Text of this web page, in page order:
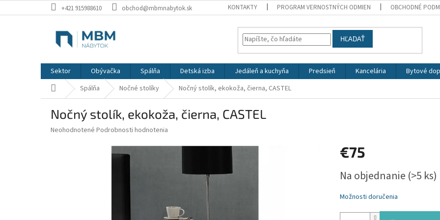
na
+421 915988610 obchod@mbmnabytok.sk KONTAKTY PROGRAM VERNOSTNÝCH ODMIEN OBCHODNÉ
HĽADAŤ
Sektor Obývačka Spálňa Detská izba Jedáleň a kuchyňa Predsieň Kancelária Bytové
DomovSpálňa Nočné stolíky Nočný stolík, ekokoža, čierna, CASTEL
Nočný stolík, ekokoža, čierna, CASTEL
Priemerné
Neohodnotené Podrobnosti hodnotenia
€75
cena:
Na objednanie (>5 ks)
Možnosti doručenia